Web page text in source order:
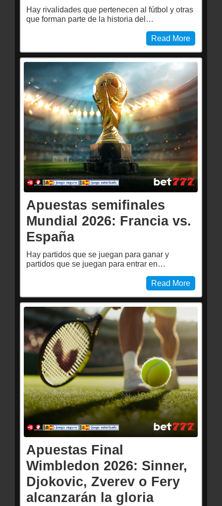
Hay rivalidades que pertenecen al fútbol y otras
que forman parte de la historia del…
Read More
Apuestas semifinales
Mundial 2026: Francia vs.
España
Hay partidos que se juegan para ganar y
partidos que se juegan para entrar en…
Read More
Apuestas Final
Wimbledon 2026: Sinner,
Djokovic, Zverev o Fery
alcanzarán la gloria